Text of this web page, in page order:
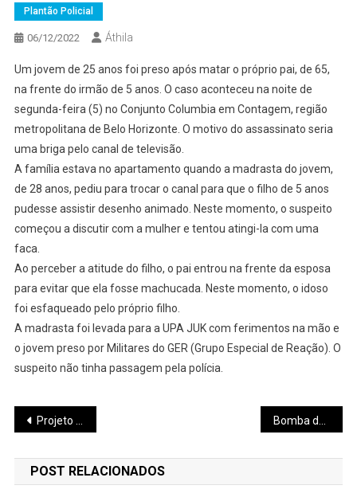
Plantão Policial
06/12/2022 Áthila
Um jovem de 25 anos foi preso após matar o próprio pai, de 65,
na frente do irmão de 5 anos. O caso aconteceu na noite de
segunda-feira (5) no Conjunto Columbia em Contagem, região
metropolitana de Belo Horizonte. O motivo do assassinato seria
uma briga pelo canal de televisão.
A família estava no apartamento quando a madrasta do jovem,
de 28 anos, pediu para trocar o canal para que o filho de 5 anos
pudesse assistir desenho animado. Neste momento, o suspeito
começou a discutir com a mulher e tentou atingi-la com uma
faca.
Ao perceber a atitude do filho, o pai entrou na frente da esposa
para evitar que ela fosse machucada. Neste momento, o idoso
foi esfaqueado pelo próprio filho.
A madrasta foi levada para a UPA JUK com ferimentos na mão e
o jovem preso por Militares do GER (Grupo Especial de Reação). O
suspeito não tinha passagem pela polícia.
Navegação
de
Post
Projeto Circus – Transformar Vidas foi apresentado na Escola Municipal Dona Cotinha no bairro Padre Libério
POST RELACIONADOS